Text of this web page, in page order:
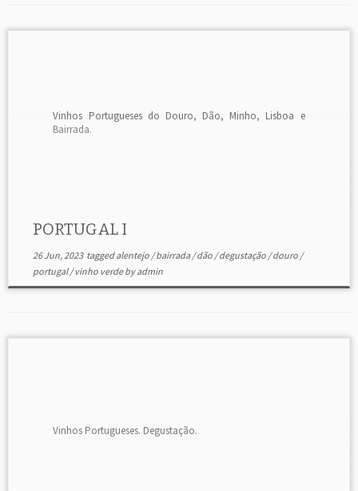
Vinhos Portugueses do Douro, Dão, Minho, Lisboa e
Bairrada.
PORTUGAL I
26 Jun, 2023taggedalentejo /bairrada/dão /degustação /douro /
portugal/vinho verdebyadmin
Vinhos Portugueses. Degustação.